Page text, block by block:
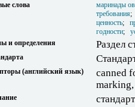
слова
маринады
требования
ценность;
годности;
и определения
Раздел
(английский язык)
canned